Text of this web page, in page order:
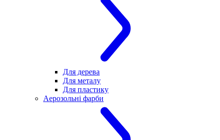
Для дерева
Для металу
Для пластику
Аерозольні фарби